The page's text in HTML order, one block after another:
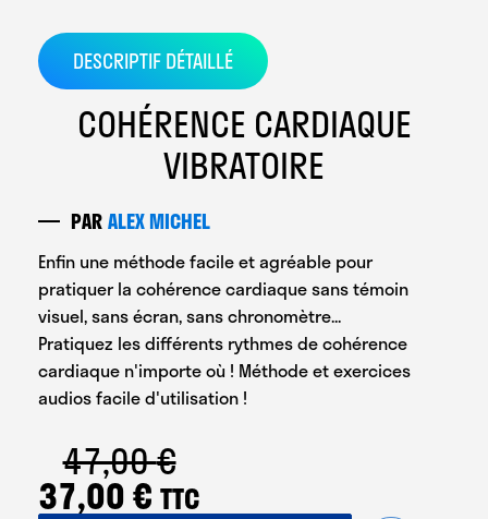
DESCRIPTIF DÉTAILLÉ
COHÉRENCE CARDIAQUE
VIBRATOIRE
PARALEX MICHEL
Enfin une méthode facile et agréable pour
pratiquer la cohérence cardiaque sans témoin
visuel, sans écran, sans chronomètre...
Pratiquez les différents rythmes de cohérence
cardiaque n'importe où ! Méthode et exercices
audios facile d'utilisation !
47,00€
Le
37,00€Le
TTC